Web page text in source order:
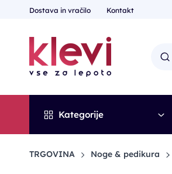
Dostava in vračilo Kontakt
Kategorije
TRGOVINA Noge & pedikura